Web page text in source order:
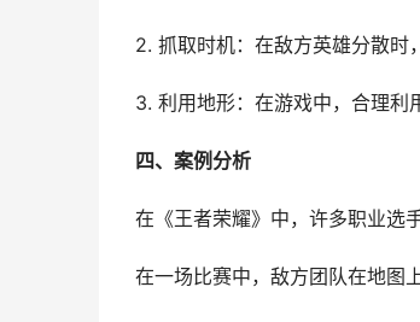
2. 抓取时机：在敌方英雄分散时
3. 利用地形：在游戏中，合理利
四、案例分析
在《王者荣耀》中，许多职业选
在一场比赛中，敌方团队在地图